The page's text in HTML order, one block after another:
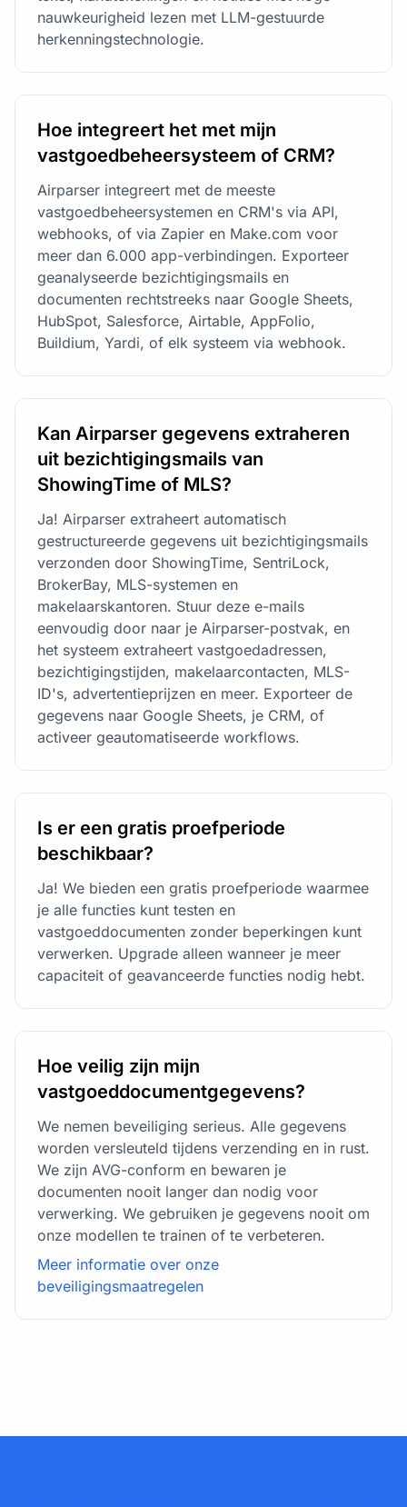
nauwkeurigheid lezen met LLM-gestuurde
herkenningstechnologie.
Hoe integreert het met mijn
vastgoedbeheersysteem of CRM?
Airparser integreert met de meeste
vastgoedbeheersystemen en CRM's via API,
webhooks, of via Zapier en Make.com voor
meer dan 6.000 app-verbindingen. Exporteer
geanalyseerde bezichtigingsmails en
documenten rechtstreeks naar Google Sheets,
HubSpot, Salesforce, Airtable, AppFolio,
Buildium, Yardi, of elk systeem via webhook.
Kan Airparser gegevens extraheren
uit bezichtigingsmails van
ShowingTime of MLS?
Ja! Airparser extraheert automatisch
gestructureerde gegevens uit bezichtigingsmails
verzonden door ShowingTime, SentriLock,
BrokerBay, MLS-systemen en
makelaarskantoren. Stuur deze e-mails
eenvoudig door naar je Airparser-postvak, en
het systeem extraheert vastgoedadressen,
bezichtigingstijden, makelaarcontacten, MLS-
ID's, advertentieprijzen en meer. Exporteer de
gegevens naar Google Sheets, je CRM, of
activeer geautomatiseerde workflows.
Is er een gratis proefperiode
beschikbaar?
Ja! We bieden een gratis proefperiode waarmee
je alle functies kunt testen en
vastgoeddocumenten zonder beperkingen kunt
verwerken. Upgrade alleen wanneer je meer
capaciteit of geavanceerde functies nodig hebt.
Hoe veilig zijn mijn
vastgoeddocumentgegevens?
We nemen beveiliging serieus. Alle gegevens
worden versleuteld tijdens verzending en in rust.
We zijn AVG-conform en bewaren je
documenten nooit langer dan nodig voor
verwerking. We gebruiken je gegevens nooit om
onze modellen te trainen of te verbeteren.
Meer informatie over onze
beveiligingsmaatregelen